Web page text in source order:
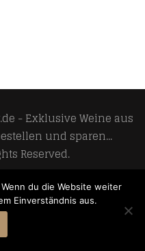
- Exklusive Weine aus
und sparen...
Reserved.
Meoso GmbH
du die Website weiter
Einverständnis aus.